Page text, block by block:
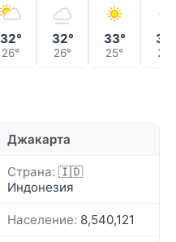
32°
26°
32°
26°
33°
25° 26°
Джакарта
Страна: 🇮🇩
Индонезия
Население: 8,540,121